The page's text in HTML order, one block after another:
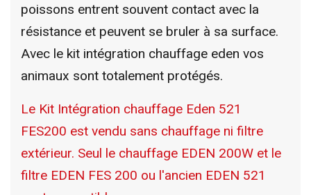
poissons entrent souvent contact avec la
résistance et peuvent se bruler à sa surface.
Avec le kit intégration chauffage eden vos
animaux sont totalement protégés.
Le Kit Intégration chauffage Eden 521
FES200 est vendu sans chauffage ni filtre
extérieur. Seul le chauffage EDEN 200W et le
filtre EDEN FES 200 ou l'ancien EDEN 521